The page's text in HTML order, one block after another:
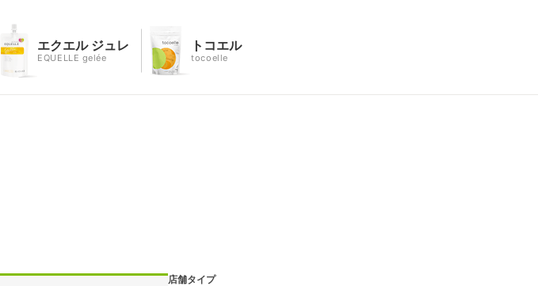
エクエル ジュレ
EQUELLE gelée
トコエル
tocoelle
店舗タイプ